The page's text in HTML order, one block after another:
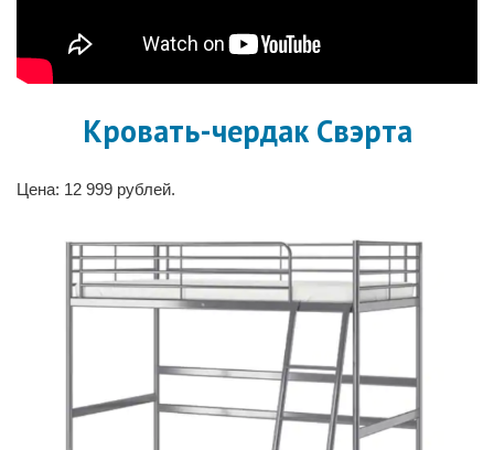
Кровать-чердак Свэрта
Цена: 12 999 рублей.